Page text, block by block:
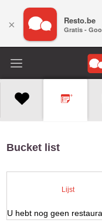
Bucket list
Lijst
U hebt nog geen
× Resto.be
Gratis -